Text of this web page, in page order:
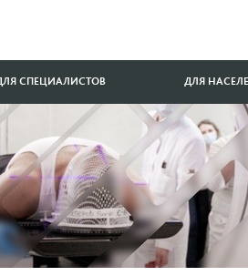
СПЕЦИАЛИСТОВ ДЛЯ